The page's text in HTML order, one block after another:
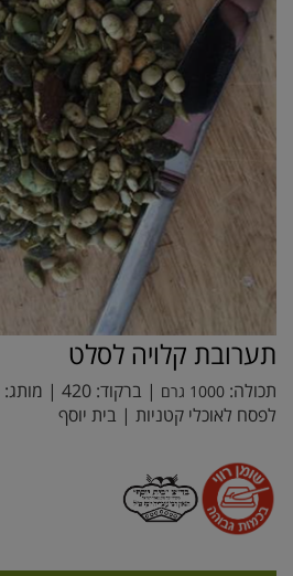
תערובת קלויה לסלט
תכולה: 1000 גרם | ברקוד: 420 | מותג:
לפסח לאוכלי קטניות | בית יוסף